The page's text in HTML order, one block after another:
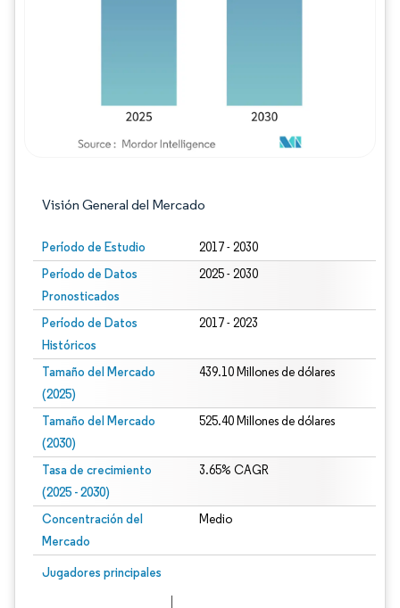
Visión General del Mercado
Período de Estudio 2017 - 2030
Período de Datos
Pronosticados
2025 - 2030
Período de Datos
Históricos
2017 - 2023
Tamaño del Mercado
(2025)
439.10 Millones de dólares
Tamaño del Mercado
(2030)
525.40 Millones de dólares
Tasa de crecimiento
(2025 - 2030)
3.65% CAGR
Concentración del
Mercado
Medio
Jugadores principales
Imagen © Mordor Intelligence. El uso requiere atribución según CC BY 4.0.